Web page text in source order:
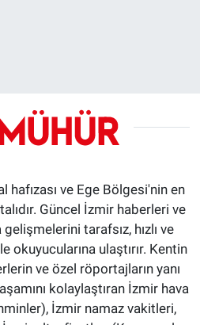
hafızası ve Ege Bölgesi'nin en
Güncel İzmir haberleri ve
tarafsız, hızlı ve
okuyucularına ulaştırır. Kentin
ve özel röportajların yanı
kolaylaştıran İzmir hava
İzmir namaz vakitleri,